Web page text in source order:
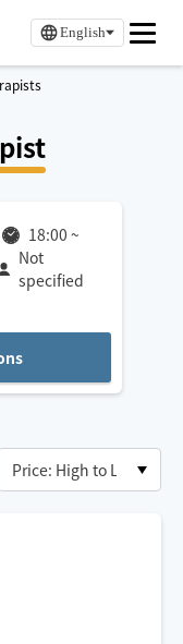
English
18:00 ~
Not
specified